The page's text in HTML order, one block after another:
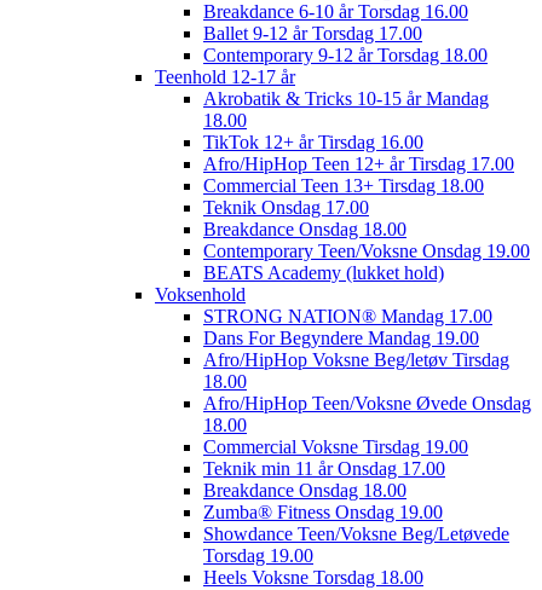
Breakdance 6-10 år Torsdag 16.00
Ballet 9-12 år Torsdag 17.00
Contemporary 9-12 år Torsdag 18.00
Teenhold 12-17 år
Akrobatik & Tricks 10-15 år Mandag
18.00
TikTok 12+ år Tirsdag 16.00
Afro/HipHop Teen 12+ år Tirsdag 17.00
Commercial Teen 13+ Tirsdag 18.00
Teknik Onsdag 17.00
Breakdance Onsdag 18.00
Contemporary Teen/Voksne Onsdag 19.00
BEATS Academy (lukket hold)
Voksenhold
STRONG NATION® Mandag 17.00
Dans For Begyndere Mandag 19.00
Afro/HipHop Voksne Beg/letøv Tirsdag
18.00
Afro/HipHop Teen/Voksne Øvede Onsdag
18.00
Commercial Voksne Tirsdag 19.00
Teknik min 11 år Onsdag 17.00
Breakdance Onsdag 18.00
Zumba® Fitness Onsdag 19.00
Showdance Teen/Voksne Beg/Letøvede
Torsdag 19.00
Heels Voksne Torsdag 18.00